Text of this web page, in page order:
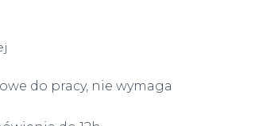
do pracy, nie wymaga